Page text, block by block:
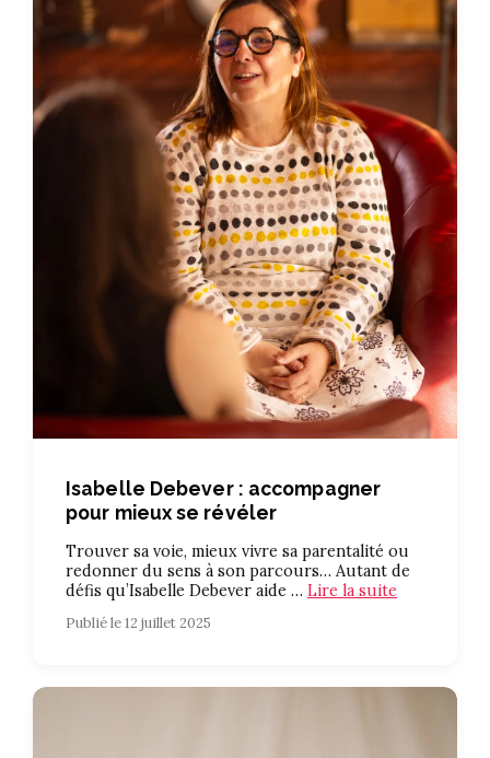
Isabelle Debever : accompagner
pour mieux se révéler
Trouver sa voie, mieux vivre sa parentalité ou
redonner du sens à son parcours… Autant de
défis qu’Isabelle Debever aide … Lire la suite
Publié le 12 juillet 2025